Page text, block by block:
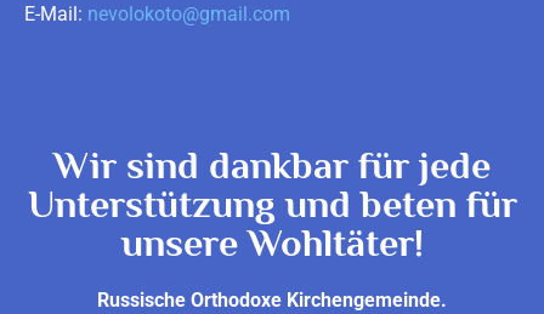
E-Mail: nevolokoto@gmail.com
Wir sind dankbar für jede
Unterstützung und beten für
unsere Wohltäter!
Russische Orthodoxe Kirchengemeinde.